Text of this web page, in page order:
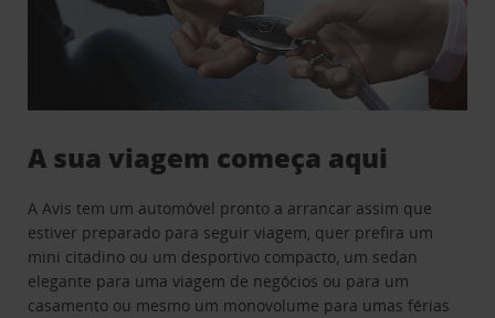
A sua viagem começa aqui
A Avis tem um automóvel pronto a arrancar assim que
estiver preparado para seguir viagem, quer prefira um
mini citadino ou um desportivo compacto, um sedan
elegante para uma viagem de negócios ou para um
casamento ou mesmo um monovolume para umas férias